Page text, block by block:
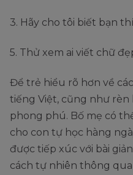
3. Hãy cho tôi biết bạn
5. Thử xem ai viết chữ
Để trẻ hiểu rõ hơn về
tiếng Việt, cũng như rèn
phong phú. Bố mẹ có
cho con tự học hàng
được tiếp xúc với bài
cách tự nhiên thông